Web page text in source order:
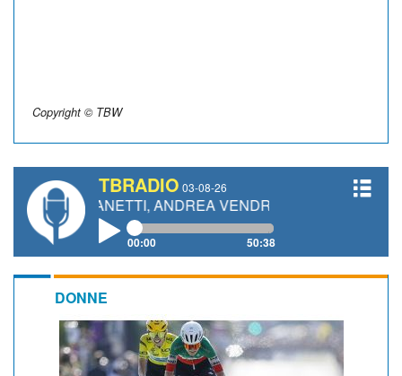
Copyright © TBW
TBRADIO 03-08-26
GIANETTI, ANDREA VENDRAME, FILIPPO FIORELLI
00:00 50:38
DONNE